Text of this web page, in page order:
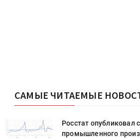
САМЫЕ ЧИТАЕМЫЕ
Росстат опубликовал
промышленного